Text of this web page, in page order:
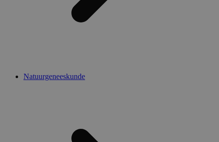
Natuurgeneeskunde